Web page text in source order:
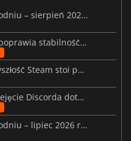
Premiery gier wideo w tym tygodniu – sierpień 2026 r. (32. tydzień)
Nowa aktualizacja w Palworld poprawia stabilność Sunreach i walk z bossami
Projekt Helix znów w grze, przyszłość Steam stoi pod znakiem zapytania
Złośliwe oprogramowanie i przejęcie Discorda dotknęły Meccha Chameleon
Premiery gier wideo w tym tygodniu – lipiec 2026 r. (tydzień 31)